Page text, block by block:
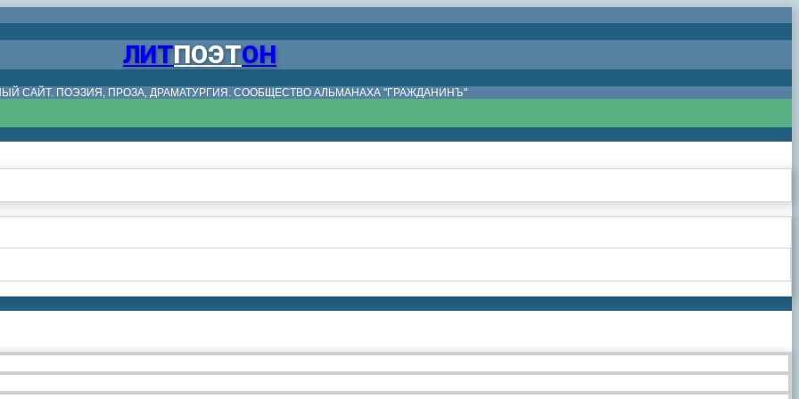
ЛИТПОЭТОН
САЙТ. ПОЭЗИЯ, ПРОЗА, ДРАМАТУРГИЯ. СООБЩЕСТВО АЛЬМАНАХА "ГРАЖДАНИНЪ"